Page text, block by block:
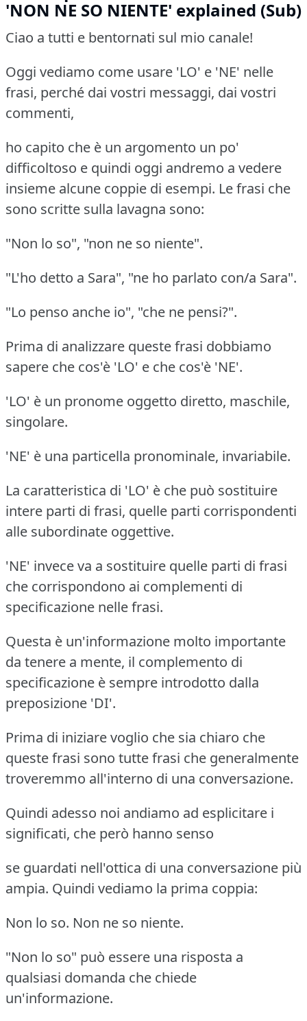
'NON NE SO NIENTE' explained (Sub)
Ciao a tutti e bentornati sul mio canale!
Oggi vediamo come usare 'LO' e 'NE' nelle
frasi, perché dai vostri messaggi, dai vostri
commenti,
ho capito che è un argomento un po'
difficoltoso e quindi oggi andremo a vedere
insieme alcune coppie di esempi. Le frasi che
sono scritte sulla lavagna sono:
"Non lo so", "non ne so niente".
"L'ho detto a Sara", "ne ho parlato con/a Sara".
"Lo penso anche io", "che ne pensi?".
Prima di analizzare queste frasi dobbiamo
sapere che cos'è 'LO' e che cos'è 'NE'.
'LO' è un pronome oggetto diretto, maschile,
singolare.
'NE' è una particella pronominale, invariabile.
La caratteristica di 'LO' è che può sostituire
intere parti di frasi, quelle parti corrispondenti
alle subordinate oggettive.
'NE' invece va a sostituire quelle parti di frasi
che corrispondono ai complementi di
specificazione nelle frasi.
Questa è un'informazione molto importante
da tenere a mente, il complemento di
specificazione è sempre introdotto dalla
preposizione 'DI'.
Prima di iniziare voglio che sia chiaro che
queste frasi sono tutte frasi che generalmente
troveremmo all'interno di una conversazione.
Quindi adesso noi andiamo ad esplicitare i
significati, che però hanno senso
se guardati nell'ottica di una conversazione più
ampia. Quindi vediamo la prima coppia:
Non lo so. Non ne so niente.
"Non lo so" può essere una risposta a
qualsiasi domanda che chiede
un'informazione.